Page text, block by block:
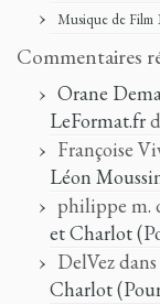
Musique de Film
Commentaires
Orane
LeFormat.fr
Françoise
Léon
philippe m.
et Charlot
DelVezdans
Charlot